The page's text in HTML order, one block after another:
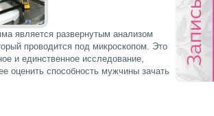
является развернутым анализом
проводится под микроскопом. Это
и единственное исследование,
оценить способность мужчины зачать